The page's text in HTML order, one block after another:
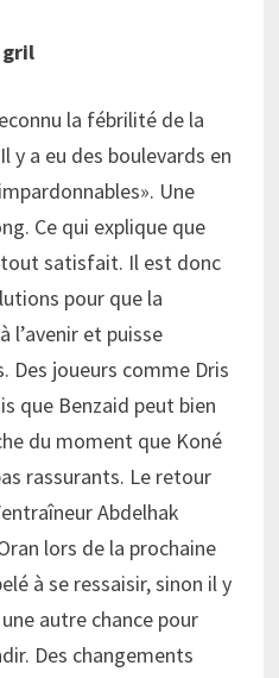
gril
la fébrilité de la
y a eu des boulevards en
Une
Ce qui explique que
tout satisfait. Il est donc
pour que la
l’avenir et puisse
Des joueurs comme Dris
que Benzaid peut bien
du moment que Koné
rassurants. Le retour
Abdelhak
lors de la prochaine
à se ressaisir, sinon il y
autre chance pour
Des changements